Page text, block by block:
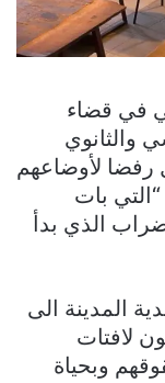
في قضاء
والثانوي
رفضا لأوضاعهم
“التي بات
الذي بدأ
المدينة الى
لافتات
وبحياة